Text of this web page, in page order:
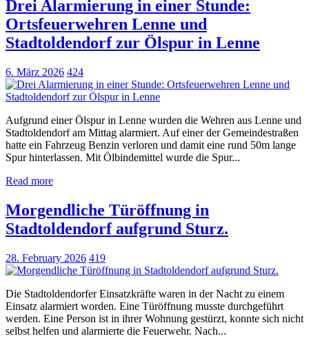
Drei Alarmierung in einer Stunde:
Ortsfeuerwehren Lenne und
Stadtoldendorf zur Ölspur in Lenne
6. März 2026 424
Aufgrund einer Ölspur in Lenne wurden die Wehren aus Lenne und
Stadtoldendorf am Mittag alarmiert. Auf einer der Gemeindestraßen
hatte ein Fahrzeug Benzin verloren und damit eine rund 50m lange
Spur hinterlassen. Mit Ölbindemittel wurde die Spur...
Read more
Morgendliche Türöffnung in
Stadtoldendorf aufgrund Sturz.
28. February 2026 419
Die Stadtoldendorfer Einsatzkräfte waren in der Nacht zu einem
Einsatz alarmiert worden. Eine Türöffnung musste durchgeführt
werden. Eine Person ist in ihrer Wohnung gestürzt, konnte sich nicht
selbst helfen und alarmierte die Feuerwehr. Nach...